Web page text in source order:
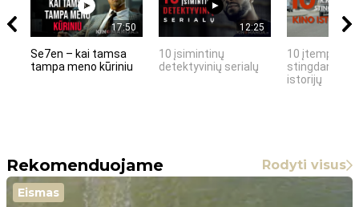
17:50
Se7en – kai tamsa
tampa meno kūriniu
12:25
10 įsimintinų
detektyvinių serialų
10 įtemptų,
stingdančių
istorijų
Rekomenduojame Rodyti visus
Eismas